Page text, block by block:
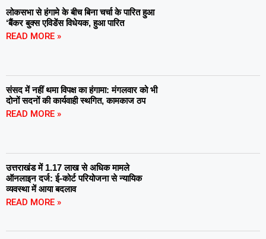
लोकसभा से हंगामे के बीच बिना चर्चा के पारित हुआ
‘बैंकर बुक्स एविडेंस विधेयक, हुआ पारित
READ MORE »
संसद में नहीं थमा विपक्ष का हंगामा: मंगलवार को भी
दोनों सदनों की कार्यवाही स्थगित, कामकाज ठप
READ MORE »
उत्तराखंड में 1.17 लाख से अधिक मामले
ऑनलाइन दर्ज: ई-कोर्ट परियोजना से न्यायिक
व्यवस्था में आया बदलाव
READ MORE »